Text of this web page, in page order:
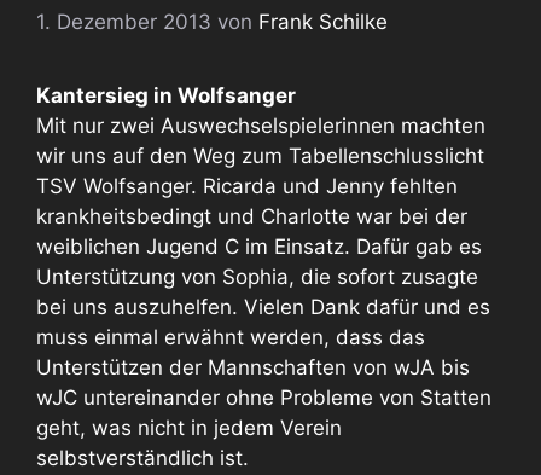
1. Dezember 2013 von Frank Schilke
Kantersieg in Wolfsanger
Mit nur zwei Auswechselspielerinnen machten
wir uns auf den Weg zum Tabellenschlusslicht
TSV Wolfsanger. Ricarda und Jenny fehlten
krankheitsbedingt und Charlotte war bei der
weiblichen Jugend C im Einsatz. Dafür gab es
Unterstützung von Sophia, die sofort zusagte
bei uns auszuhelfen. Vielen Dank dafür und es
muss einmal erwähnt werden, dass das
Unterstützen der Mannschaften von wJA bis
wJC untereinander ohne Probleme von Statten
geht, was nicht in jedem Verein
selbstverständlich ist.